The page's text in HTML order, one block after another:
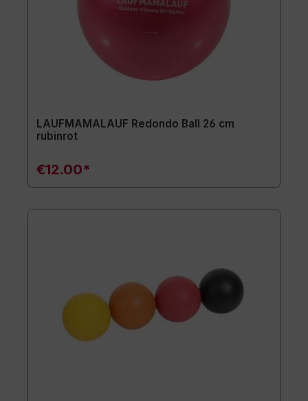
LAUFMAMALAUF Redondo Ball 26 cm
rubinrot
€12.00*